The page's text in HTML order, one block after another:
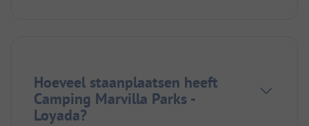
Hoeveel staanplaatsen heeft
Camping Marvilla Parks -
Loyada?